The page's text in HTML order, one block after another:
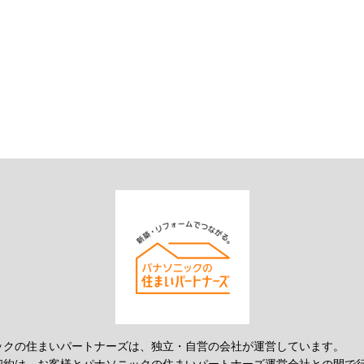
の住まいパートナーズは、独立・自営の会社が運営しています。